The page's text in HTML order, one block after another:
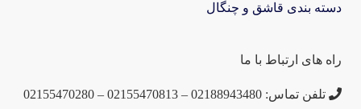
دسته بندی قاشق و چنگال
راه های ارتباط با ما
تلفن تماس: 02188943480 – 02155470813 – 02155470280